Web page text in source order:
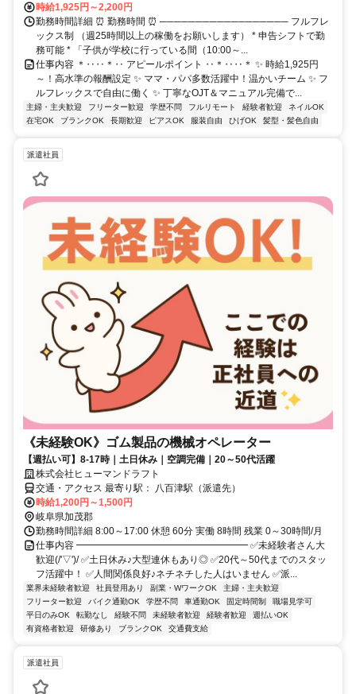
時給1,925円～2,200円
勤務時間詳細 ⏰ 勤務時間 ⏰ ────────────────── フルフレ
ックス制 （週25時間以上の稼働をお願いします） * 申告シフトで勤
務可能 * 「子供が学校に行っている間（10:00～...
仕事内容 ＊‥‥＊‥ アピールポイント ‥＊‥‥＊ ✨ 時給1,925円
～！高水準の報酬設定 ✨ ママ・パパ多数活躍中！温かいチーム ✨ フ
ルフレックスで自由に働く ✨ 丁寧なOJT＆マニュアル完備で...
主婦・主夫歓迎 フリーター歓迎 学歴不問 フルリモート 経験者歓迎
ネイルOK
在宅OK
ブランクOK 長期歓迎 ピアスOK 服装自由 ひげOK 髪型・髪色自由
派遣社員
《未経験OK》ゴム製品の機械オペレーター
【週払い可】8-17時｜土日休み｜空調完備｜20～50代活躍
株式会社ヒューマンドラフト
交通・アクセス 最寄り駅： 八百津駅（派遣先）
時給1,200円～1,500円
岐阜県加茂郡
勤務時間詳細 8:00～17:00 休憩 60分 実働 8時間 残業 0～30時間/月
仕事内容 ━━━━━━━━━━━━━━━━━━ ✅未経験者さん大
歓迎(/'▽')/ ✅土日休み♪大型連休もあり◎ ✅20代～50代までのスタッ
フ活躍中！ ✅人間関係良好♪ネチネチした人はいません ✅派...
業界未経験者歓迎 社員登用あり 副業・WワークOK
主婦・主夫歓迎
フリーター歓迎
バイク通勤OK 学歴不問 車通勤OK 固定時間制
職場見学可
平日のみOK
転勤なし 経験不問 未経験者歓迎 経験者歓迎
週払いOK
有資格者歓迎
研修あり ブランクOK 交通費支給
派遣社員